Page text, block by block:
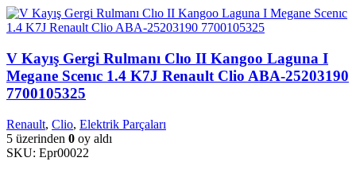
V Kayış Gergi Rulmanı Clıo II Kangoo Laguna I
Megane Scenıc 1.4 K7J Renault Clio ABA-25203190
7700105325
Renault, Clio, Elektrik Parçaları
5 üzerinden 0 oy aldı
SKU: Epr00022